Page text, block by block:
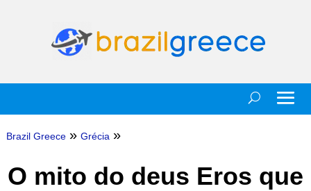
Brazil Greece » Grécia »
O mito do deus Eros que